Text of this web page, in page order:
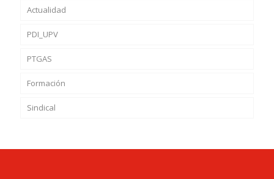
Actualidad
PDI_UPV
PTGAS
Formación
Sindical